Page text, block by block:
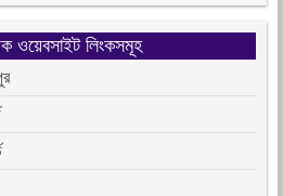
ওয়েবসাইট লিংকসমূহ